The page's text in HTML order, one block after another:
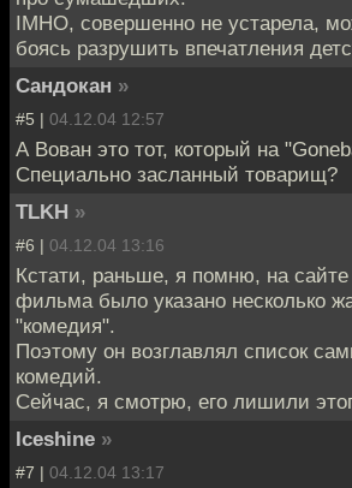
IMHO, совершенно не устарела,
боясь разрушить впечатления
Сандокан »
#5 | 04.12.04 12:57
А Вован это тот, который на
Специально засланный товарищ?
TLKH »
#6 | 04.12.04 13:16
Кстати, раньше, я помню, на сайте
фильма было указано несколько
"комедия".
Поэтому он возглавлял список
комедий.
Сейчас, я смотрю, его лишили
Iceshine »
#7 | 04.12.04 13:17